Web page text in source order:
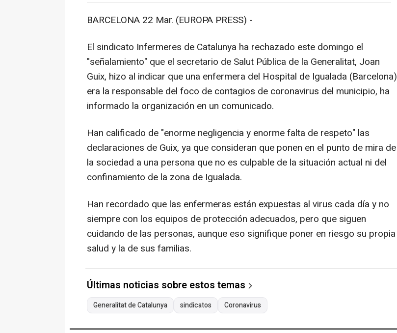
BARCELONA 22 Mar. (EUROPA PRESS) -
El sindicato Infermeres de Catalunya ha rechazado este domingo el
"señalamiento" que el secretario de Salut Pública de la Generalitat, Joan
Guix, hizo al indicar que una enfermera del Hospital de Igualada (Barcelona)
era la responsable del foco de contagios de coronavirus del municipio, ha
informado la organización en un comunicado.
Han calificado de "enorme negligencia y enorme falta de respeto" las
declaraciones de Guix, ya que consideran que ponen en el punto de mira de
la sociedad a una persona que no es culpable de la situación actual ni del
confinamiento de la zona de Igualada.
Han recordado que las enfermeras están expuestas al virus cada día y no
siempre con los equipos de protección adecuados, pero que siguen
cuidando de las personas, aunque eso signifique poner en riesgo su propia
salud y la de sus familias.
Últimas noticias sobre estos temas
Generalitat de Catalunya sindicatos Coronavirus